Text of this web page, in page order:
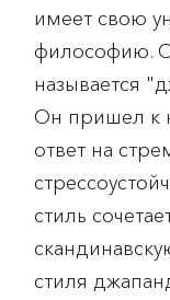
имеет свою
философию.
называется
Он пришел к
ответ на
стиль
стиля